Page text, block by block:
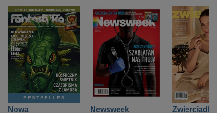
BESTSELLER
Nowa
Newsweek
Zwierciadło